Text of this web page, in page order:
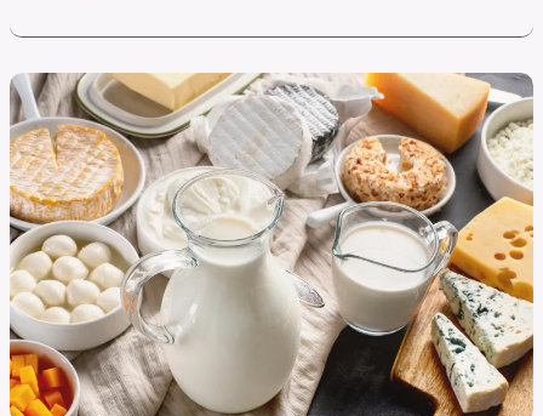
Quantidade
de
lactose
nos
alimentos